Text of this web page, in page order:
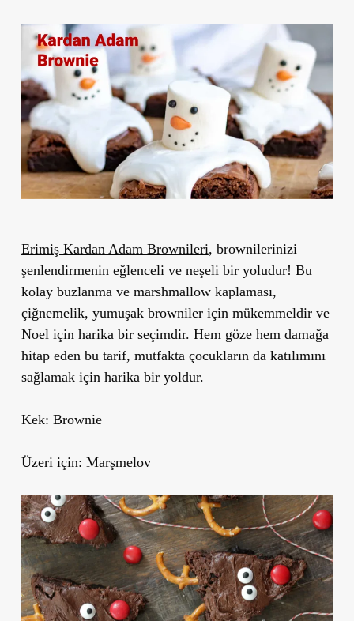
Erimiş Kardan Adam Brownileri, brownilerinizi
şenlendirmenin eğlenceli ve neşeli bir yoludur! Bu
kolay buzlanma ve marshmallow kaplaması,
çiğnemelik, yumuşak browniler için mükemmeldir ve
Noel için harika bir seçimdir. Hem göze hem damağa
hitap eden bu tarif, mutfakta çocukların da katılımını
sağlamak için harika bir yoldur.
Kek: Brownie
Üzeri için: Marşmelov